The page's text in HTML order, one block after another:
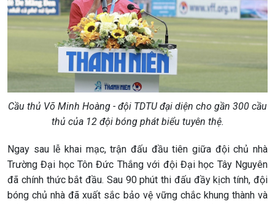
Cầu thủ Võ Minh Hoàng - đội TDTU đại diện cho gần 300 cầu
thủ của 12 đội bóng phát biểu tuyên thệ.
Ngay sau lễ khai mạc, trận đấu đầu tiên giữa đội chủ nhà
Trường Đại học Tôn Đức Thắng với đội Đại học Tây Nguyên
đã chính thức bắt đầu. Sau 90 phút thi đấu đầy kịch tính, đội
bóng chủ nhà đã xuất sắc bảo vệ vững chắc khung thành và